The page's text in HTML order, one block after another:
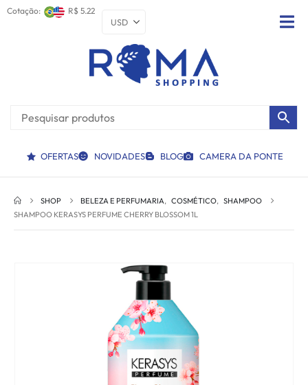
Cotação: R$ 5.22
OFERTAS NOVIDADES BLOG CAMERA DA PONTE
SHOP BELEZA E PERFUMARIA, COSMÉTICO, SHAMPOO
SHAMPOO KERASYS PERFUME CHERRY BLOSSOM 1L